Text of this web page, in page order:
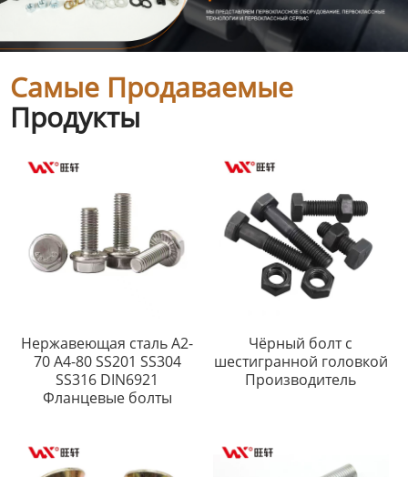
Самые Продаваемые
Продукты
Нержавеющая сталь A2-
70 A4-80 SS201 SS304
SS316 DIN6921
Фланцевые болты
Чёрный болт с
шестигранной головкой
Производитель